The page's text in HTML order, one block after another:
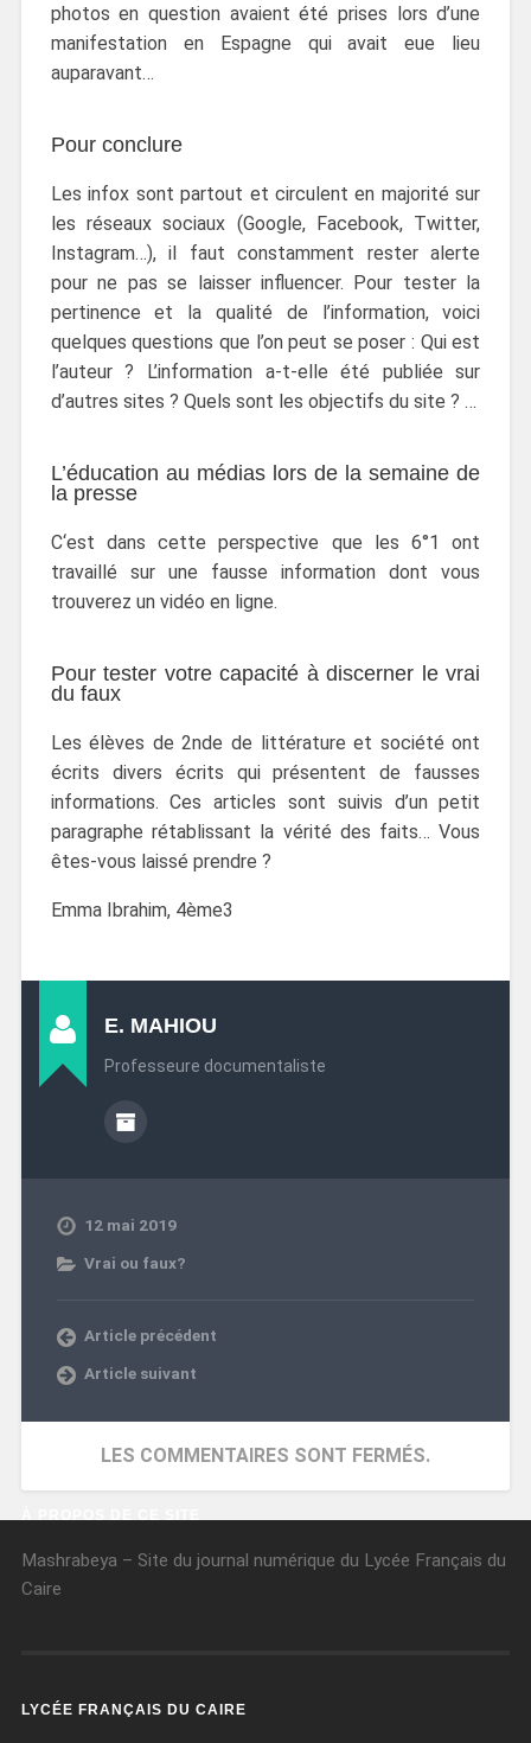
photos en question avaient été prises lors d’une
manifestation en Espagne qui avait eue lieu
auparavant…
Pour conclure
Les infox sont partout et circulent en majorité sur
les réseaux sociaux (Google, Facebook, Twitter,
Instagram…), il faut constamment rester alerte
pour ne pas se laisser influencer. Pour tester la
pertinence et la qualité de l’information, voici
quelques questions que l’on peut se poser : Qui est
l’auteur ? L’information a-t-elle été publiée sur
d’autres sites ? Quels sont les objectifs du site ? …
L’éducation au médias lors de la semaine de
la presse
C‘est dans cette perspective que les 6°1 ont
travaillé sur une fausse information dont vous
trouverez un vidéo en ligne.
Pour tester votre capacité à discerner le vrai
du faux
Les élèves de 2nde de littérature et société ont
écrits divers écrits qui présentent de fausses
informations. Ces articles sont suivis d’un petit
paragraphe rétablissant la vérité des faits… Vous
êtes-vous laissé prendre ?
Emma Ibrahim, 4ème3
E. MAHIOU
Professeure documentaliste
12 mai 2019
Vrai ou faux?
Article précédent
Article suivant
LES COMMENTAIRES SONT FERMÉS.
Mashrabeya – Site du journal numérique du Lycée Français du
Caire
LYCÉE FRANÇAIS DU CAIRE